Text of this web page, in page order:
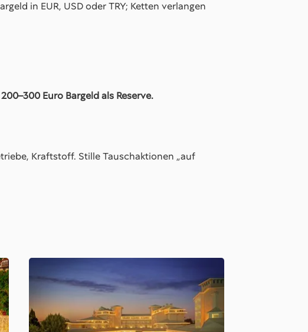
in EUR, USD oder TRY; Ketten verlangen
Euro Bargeld als Reserve.
Kraftstoff. Stille Tauschaktionen „auf